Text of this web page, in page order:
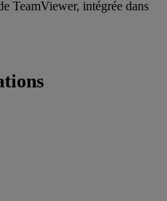
TeamViewer, intégrée dans